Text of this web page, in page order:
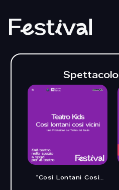
contenuto
“Così Lontani Così